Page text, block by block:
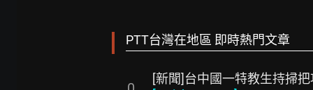
PTT台灣在地區 即時熱門文章
[新聞]台中國一特教生持掃